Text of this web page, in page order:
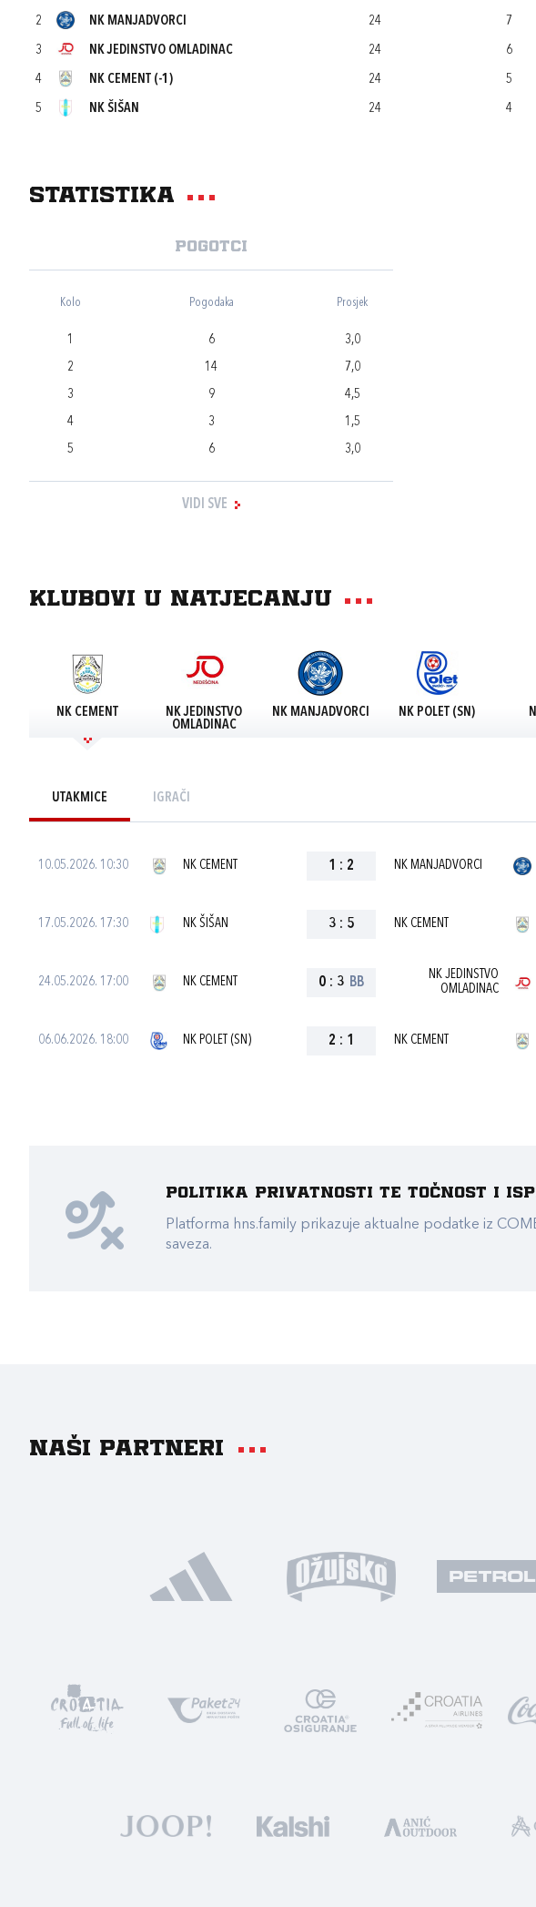
2 NK MANJADVORCI 24 7
3 NK JEDINSTVO OMLADINAC 24 6
4 NK CEMENT (-1) 24 5
5 NK ŠIŠAN 24 4
Statistika
Pogotci
Kolo Pogodaka Prosjek
1 6
3,0
2
14
7,0
3
9
4,5
4
3
1,5
5
6 3,0
VIDI SVE
Klubovi u natjecanju
NK CEMENT
NK JEDINSTVO
OMLADINAC
NK MANJADVORCI NK POLET (SN)
UTAKMICE IGRAČI
10.05.2026. 10:30 NK CEMENT 1 : 2 NK MANJADVORCI
17.05.2026. 17:30 NK ŠIŠAN 3 : 5 NK CEMENT
24.05.2026. 17:00 NK CEMENT 0 : 3 BB
NK JEDINSTVO
OMLADINAC
06.06.2026. 18:00 NK POLET (SN) 2 : 1 NK CEMENT
Politika privatnosti te točnost i
Platforma hns.family prikazuje aktualne podatke iz
saveza.
Naši partneri